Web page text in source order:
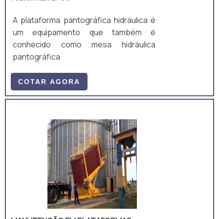
A plataforma pantográfica hidráulica é
um equipamento que também é
conhecido como mesa hidráulica
pantográfica
COTAR AGORA